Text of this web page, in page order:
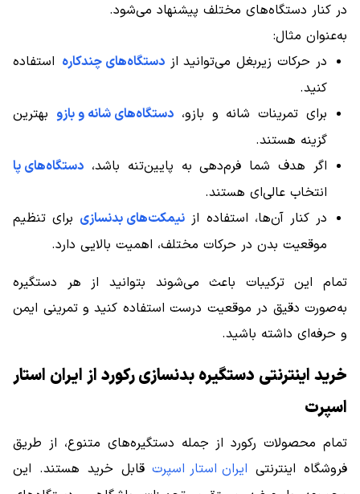
در کنار دستگاه‌های مختلف پیشنهاد می‌شود.
به‌عنوان مثال:
در حرکات زیربغل می‌توانید ازدستگاه‌های چندکاره استفاده
کنید.
برای تمرینات شانه و بازو،دستگاه‌های شانه و بازو بهترین
گزینه هستند.
اگر هدف شما فرم‌دهی به پایین‌تنه باشد، دستگاه‌های پا
انتخاب عالی‌ای هستند.
در کنار آن‌ها، استفاده از نیمکت‌های بدنسازی برای تنظیم
موقعیت بدن در حرکات مختلف، اهمیت بالایی دارد.
تمام این ترکیبات باعث می‌شوند بتوانید از هر دستگیره
به‌صورت دقیق در موقعیت درست استفاده کنید و تمرینی ایمن
و حرفه‌ای داشته باشید.
خرید اینترنتی دستگیره بدنسازی رکورد از ایران استار
اسپرت
تمام محصولات رکورد از جمله دستگیره‌های متنوع، از طریق
فروشگاه اینترنتی ایران استار اسپرتقابل خرید هستند. این